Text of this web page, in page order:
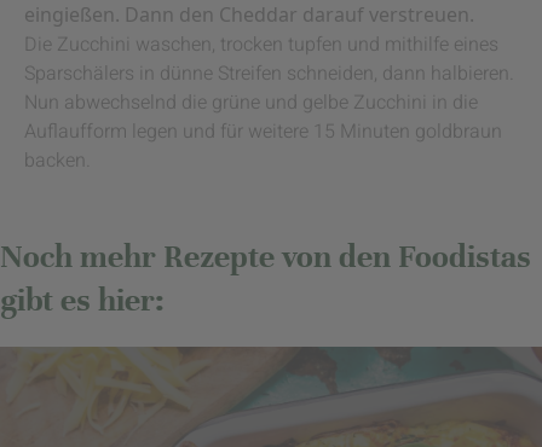
eingießen. Dann den Cheddar darauf verstreuen.
Die Zucchini waschen, trocken tupfen und mithilfe eines
Sparschälers in dünne Streifen schneiden, dann halbieren.
Nun abwechselnd die grüne und gelbe Zucchini in die
Auflaufform legen und für weitere 15 Minuten goldbraun
backen.
Noch mehr Rezepte von den Foodistas
gibt es hier: